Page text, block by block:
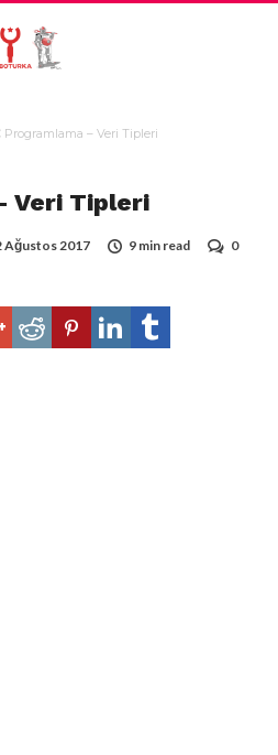
Programlama – Veri Tipleri
Veri Tipleri
Ağustos 2017 9 min read
0